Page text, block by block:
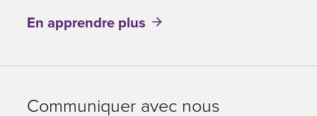
En apprendre plus
Communiquer avec nous